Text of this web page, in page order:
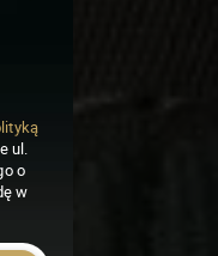
ul.
o
w